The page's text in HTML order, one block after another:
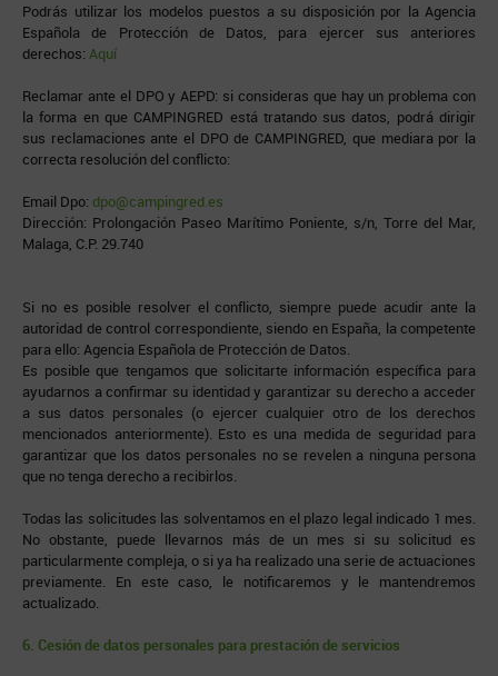
Podrás utilizar los modelos puestos a su disposición por la Agencia
Española de Protección de Datos, para ejercer sus anteriores
derechos: Aquí
Reclamar ante el DPO y AEPD: si consideras que hay un problema con
la forma en que CAMPINGRED está tratando sus datos, podrá dirigir
sus reclamaciones ante el DPO de CAMPINGRED, que mediara por la
correcta resolución del conflicto:
Email Dpo: dpo@campingred.es
Dirección: Prolongación Paseo Marítimo Poniente, s/n, Torre del Mar,
Malaga, C.P. 29.740
Si no es posible resolver el conflicto, siempre puede acudir ante la
autoridad de control correspondiente, siendo en España, la competente
para ello: Agencia Española de Protección de Datos.
Es posible que tengamos que solicitarte información específica para
ayudarnos a confirmar su identidad y garantizar su derecho a acceder
a sus datos personales (o ejercer cualquier otro de los derechos
mencionados anteriormente). Esto es una medida de seguridad para
garantizar que los datos personales no se revelen a ninguna persona
que no tenga derecho a recibirlos.
Todas las solicitudes las solventamos en el plazo legal indicado 1 mes.
No obstante, puede llevarnos más de un mes si su solicitud es
particularmente compleja, o si ya ha realizado una serie de actuaciones
previamente. En este caso, le notificaremos y le mantendremos
actualizado.
6. Cesión de datos personales para prestación de servicios